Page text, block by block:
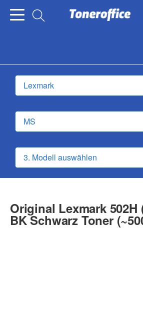
Original Lexmark 502H
BK Schwarz Toner